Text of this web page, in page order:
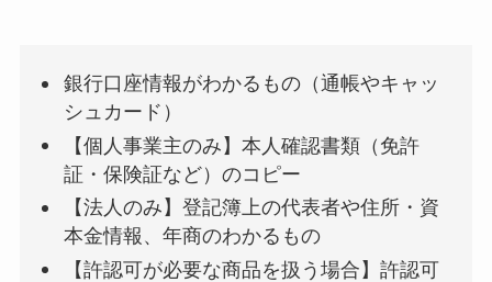
銀行口座情報がわかるもの（通帳やキャッ
シュカード）
【個人事業主のみ】本人確認書類（免許
証・保険証など）のコピー
【法人のみ】登記簿上の代表者や住所・資
本金情報、年商のわかるもの
【許認可が必要な商品を扱う場合】許認可